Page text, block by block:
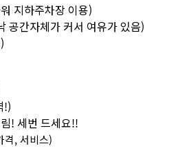
지하주차장 이용)
공간자체가 커서 여유가 있음)
!)
! 세번 드세요!!
격, 서비스)